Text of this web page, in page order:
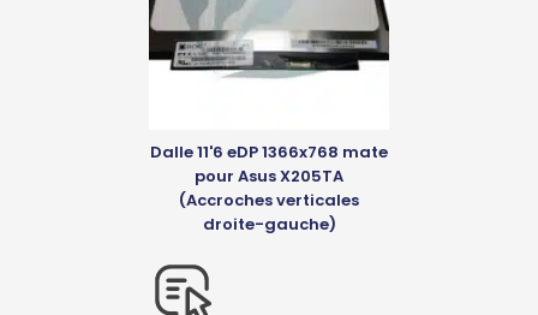
Dalle 11'6 eDP 1366x768 mate
pour Asus X205TA
(Accroches verticales
droite-gauche)